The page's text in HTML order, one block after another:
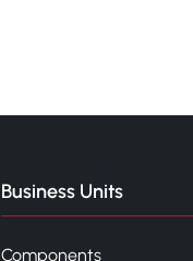
Business Units
Components